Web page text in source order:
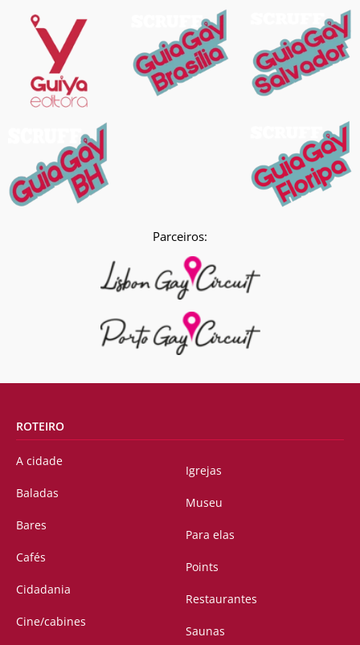
Parceiros:
ROTEIRO
A cidade
Baladas
Bares
Cafés
Cidadania
Cine/cabines
Igrejas
Museu
Para elas
Points
Restaurantes
Saunas